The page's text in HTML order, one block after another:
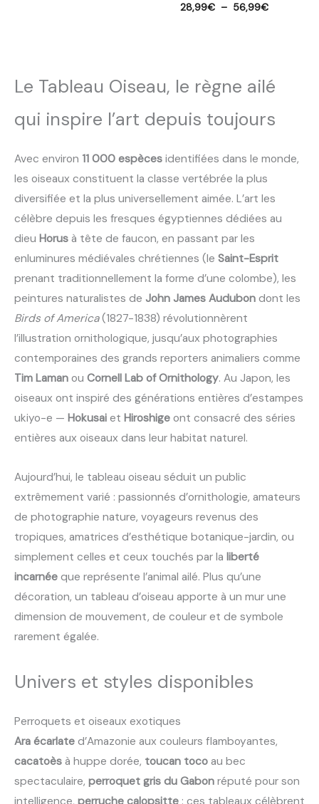
28,99€ – 56,99€
Le Tableau Oiseau, le règne ailé
qui inspire l’art depuis toujours
Avec environ 11 000 espèces identifiées dans le monde,
les oiseaux constituent la classe vertébrée la plus
diversifiée et la plus universellement aimée. L’art les
célèbre depuis les fresques égyptiennes dédiées au
dieu Horus à tête de faucon, en passant par les
enluminures médiévales chrétiennes (le Saint-Esprit
prenant traditionnellement la forme d’une colombe), les
peintures naturalistes de John James Audubon dont les
Birds of America(1827-1838) révolutionnèrent
l’illustration ornithologique, jusqu’aux photographies
contemporaines des grands reporters animaliers comme
Tim Laman ou Cornell Lab of Ornithology. Au Japon, les
oiseaux ont inspiré des générations entières d’estampes
ukiyo-e — Hokusai et Hiroshige ont consacré des séries
entières aux oiseaux dans leur habitat naturel.
Aujourd’hui, le tableau oiseau séduit un public
extrêmement varié : passionnés d’ornithologie, amateurs
de photographie nature, voyageurs revenus des
tropiques, amatrices d’esthétique botanique-jardin, ou
simplement celles et ceux touchés par la liberté
incarnée que représente l’animal ailé. Plus qu’une
décoration, un tableau d’oiseau apporte à un mur une
dimension de mouvement, de couleur et de symbole
rarement égalée.
Univers et styles disponibles
Perroquets et oiseaux exotiques
Ara écarlate d’Amazonie aux couleurs flamboyantes,
cacatoès à huppe dorée, toucan toco au bec
spectaculaire, perroquet gris du Gabon réputé pour son
intelligence, perruche calopsitte : ces tableaux célèbrent